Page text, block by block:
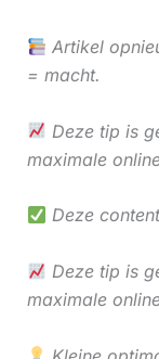
Artikel
= macht.
Deze tip is
maximale
Deze
Deze tip is
maximale